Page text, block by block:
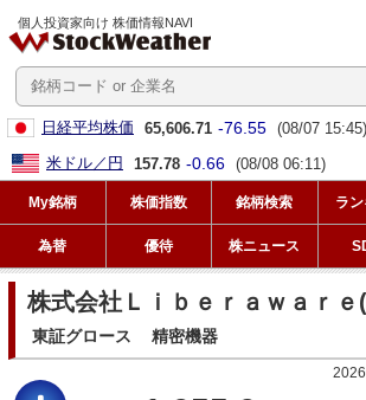
個人投資家向け 株価情報NAVI
日経平均株価 65,606.71 -76.55 (08/07 15:45)
米ドル／円
157.78 -0.66 (08/08 06:11)
My銘柄 株価指数 銘柄検索 ラ
為替 優待 株ニュース
株式会社Ｌｉｂｅｒａｗａｒｅ
東証グロース 精密機器